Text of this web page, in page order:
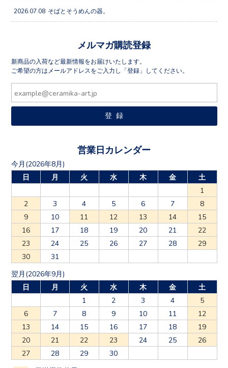
2026.07.08 そばとそうめんの器。
メルマガ購読登録
新商品の入荷など最新情報をお届けいたします。
ご希望の方はメールアドレスをご入力し「登録」してください。
営業日カレンダー
今月(2026年8月)
日
月 火 水 木 金
土
1
2
3 4 5 6 7
8
9
10 11 12 13 14
15
16
17 18 19 20 21
22
23
24 25 26 27 28
29
30
31
翌月(2026年9月)
日
月 火 水 木 金
土
1
2 3 4
5
6
7 8 9 10 11
12
13
14 15 16 17 18
19
20
21 22 23 24 25
26
27
28 29 30